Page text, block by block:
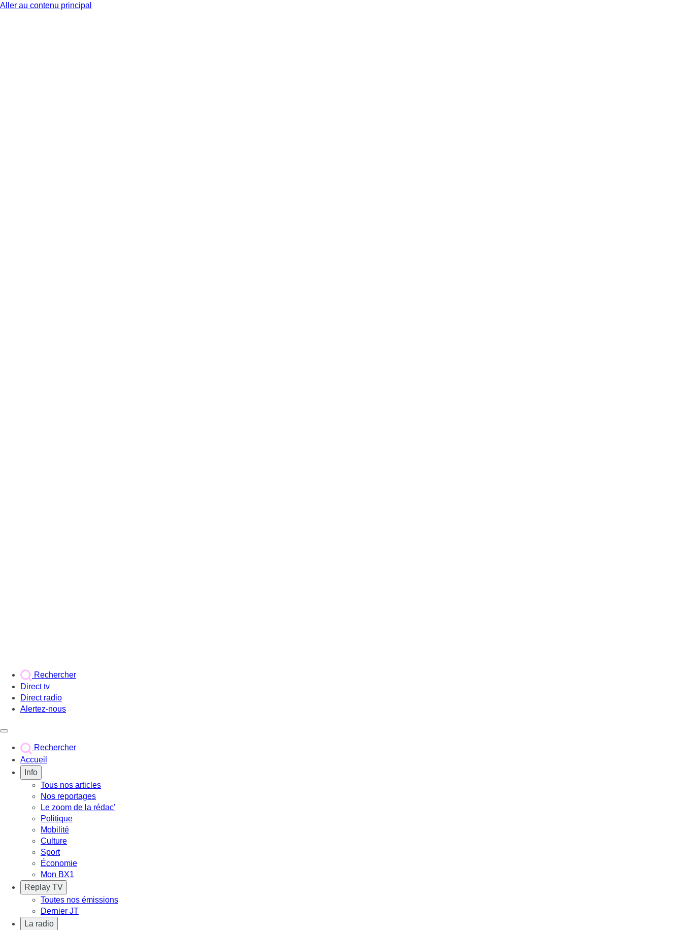
Aller au contenu principal
Rechercher
Direct tv
Direct radio
Alertez-nous
Rechercher
Accueil
Info
Tous nos articles
Nos reportages
Le zoom de la rédac'
Politique
Mobilité
Culture
Sport
Économie
Mon BX1
Replay TV
Toutes nos émissions
Dernier JT
La radio